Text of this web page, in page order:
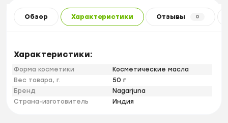
Обзор Характеристики Отзывы 0
Характеристики:
Форма косметики
Косметические масла
Вес товара, г.
50 г
Бренд
Nagarjuna
Страна-изготовитель
Индия